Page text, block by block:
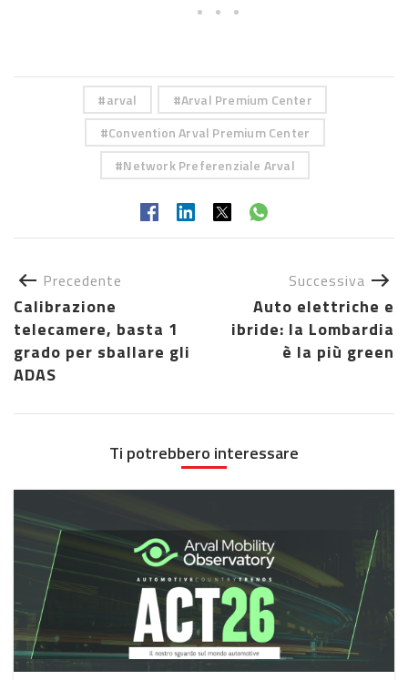
arval
Arval Premium Center
Convention Arval Premium Center
Network Preferenziale Arval
Precedente
Calibrazione
telecamere, basta 1
grado per sballare gli
ADAS
Successiva
Auto elettriche e
ibride: la Lombardia
è la più green
Ti potrebbero interessare